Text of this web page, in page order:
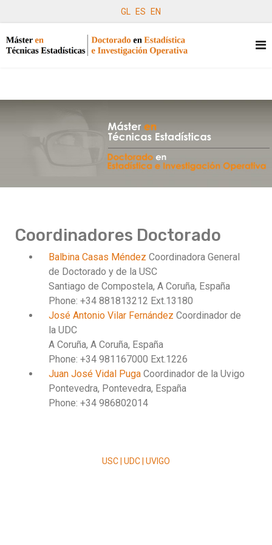
GL ES EN
Coordinadores Doctorado
Balbina Casas Méndez Coordinadora General
de Doctorado y de la USC
Santiago de Compostela, A Coruña, España
Phone: +34 881813212 Ext.13180
José Antonio Vilar Fernández Coordinador de
la UDC
A Coruña, A Coruña, España
Phone: +34 981167000 Ext.1226
Juan José Vidal Puga Coordinador de la Uvigo
Pontevedra, Pontevedra, España
Phone: +34 986802014
USC | UDC | UVIGO